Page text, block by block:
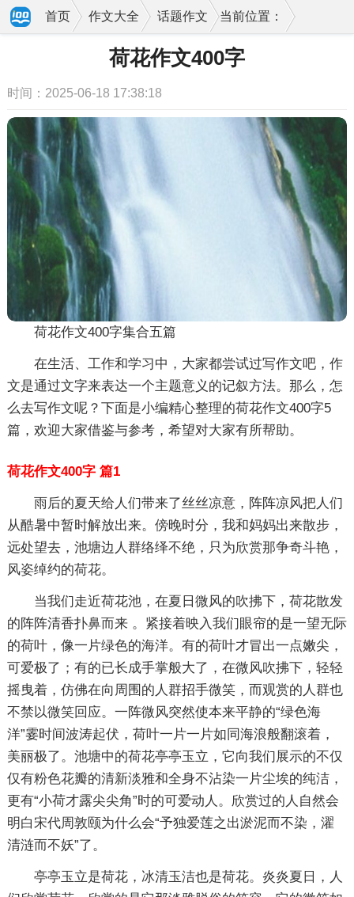
当前位置：
首页 作文大全 话题作文
荷花作文400字
时间：2025-06-18 17:38:18
荷花作文400字集合五篇
在生活、工作和学习中，大家都尝试过写作文吧，作
文是通过文字来表达一个主题意义的记叙方法。那么，怎
么去写作文呢？下面是小编精心整理的荷花作文400字5
篇，欢迎大家借鉴与参考，希望对大家有所帮助。
荷花作文400字 篇1
雨后的夏天给人们带来了丝丝凉意，阵阵凉风把人们
从酷暑中暂时解放出来。傍晚时分，我和妈妈出来散步，
远处望去，池塘边人群络绎不绝，只为欣赏那争奇斗艳，
风姿绰约的荷花。
当我们走近荷花池，在夏日微风的吹拂下，荷花散发
的阵阵清香扑鼻而来 。紧接着映入我们眼帘的是一望无际
的荷叶，像一片绿色的海洋。有的荷叶才冒出一点嫩尖，
可爱极了；有的已长成手掌般大了，在微风吹拂下，轻轻
摇曳着，仿佛在向周围的人群招手微笑，而观赏的人群也
不禁以微笑回应。一阵微风突然使本来平静的“绿色海
洋”霎时间波涛起伏，荷叶一片一片如同海浪般翻滚着，
美丽极了。池塘中的荷花亭亭玉立，它向我们展示的不仅
仅有粉色花瓣的清新淡雅和全身不沾染一片尘埃的纯洁，
更有“小荷才露尖尖角”时的可爱动人。欣赏过的人自然会
明白宋代周敦颐为什么会“予独爱莲之出淤泥而不染，濯
清涟而不妖”了。
亭亭玉立是荷花，冰清玉洁也是荷花。炎炎夏日，人